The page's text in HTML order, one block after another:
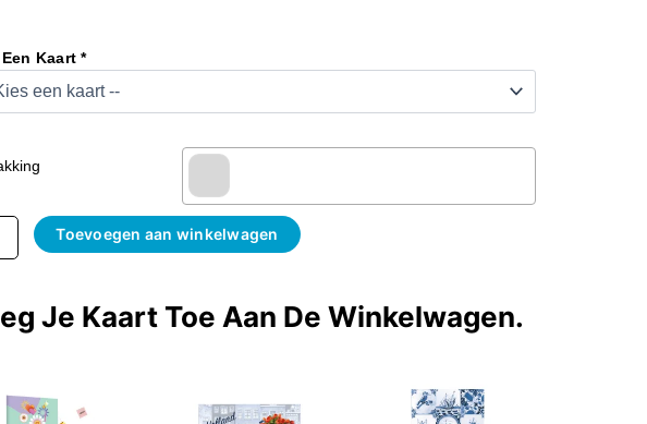
Kaart *
Toevoegen aan winkelwagen
Je Kaart Toe Aan De Winkelwagen.